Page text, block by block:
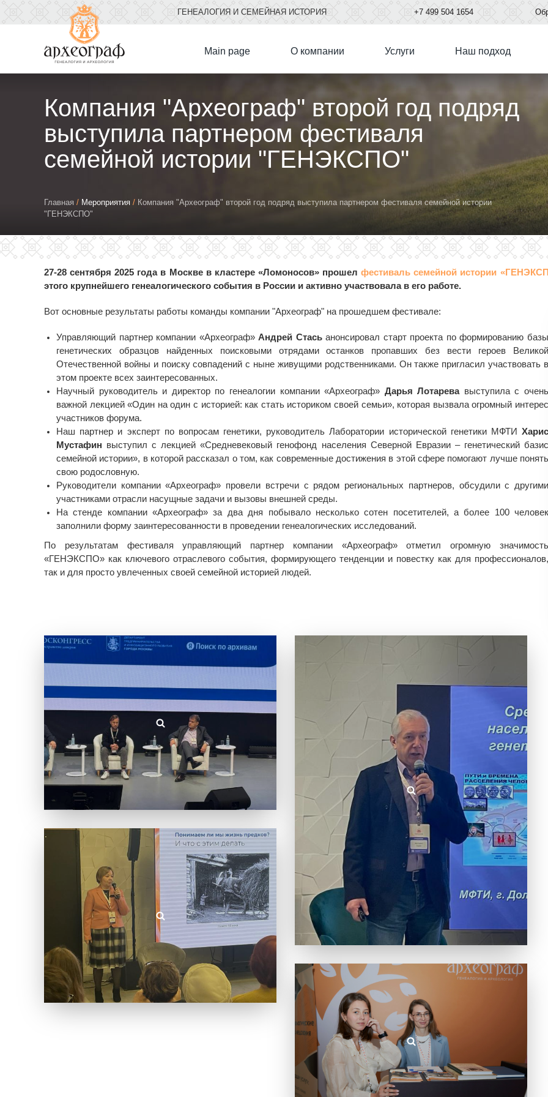
ГЕНЕАЛОГИЯ И СЕМЕЙНАЯ ИСТОРИЯ +7 499 504 1654
Мain page О компании Услуги Наш подход
Компания "Археограф" второй год подряд
выступила партнером фестиваля
семейной истории "ГЕНЭКСПО"
You
are
here
Главная / Мероприятия / Компания "Археограф" второй год подряд выступила партнером фестиваля семейной истории
"ГЕНЭКСПО"
27-28 сентября 2025 года в Москве в кластере «Ломоносов» прошелфестиваль семейной истории
этого крупнейшего генеалогического события в России и активно участвовала в его работе.
Вот основные результаты работы команды компании "Археограф" на прошедшем фестивале:
Управляющий партнер компании «Археограф»Андрей Стасьанонсировал старт проекта по формированию
генетических образцов найденных поисковыми отрядами останков пропавших без вести героев Великой
Отечественной войны и поиску совпадений с ныне живущими родственниками. Он также пригласил участвовать в
этом проекте всех заинтересованных.
Научный руководитель и директор по генеалогии компании «Археограф» Дарья Лотаревавыступила с
важной лекцией «Один на один с историей: как стать историком своей семьи», которая вызвала огромный интерес
участников форума.
Наш партнер и эксперт по вопросам генетики, руководитель Лаборатории исторической генетики МФТИ Харис
Мустафин выступил с лекцией «Средневековый генофонд населения Северной Евразии – генетический
семейной истории», в которой рассказал о том, как современные достижения в этой сфере помогают лучше понять
свою родословную.
Руководители компании «Археограф» провели встречи с рядом региональных партнеров, обсудили с другими
участниками отрасли насущные задачи и вызовы внешней среды.
На стенде компании «Археограф» за два дня побывало несколько сотен посетителей, а более 100 человек
заполнили форму заинтересованности в проведении генеалогических исследований.
По результатам фестиваля управляющий партнер компании «Археограф» отметил огромную значимость
«ГЕНЭКСПО» как ключевого отраслевого события, формирующего тенденции и повестку как для профессионалов,
так и для просто увлеченных своей семейной историей людей.